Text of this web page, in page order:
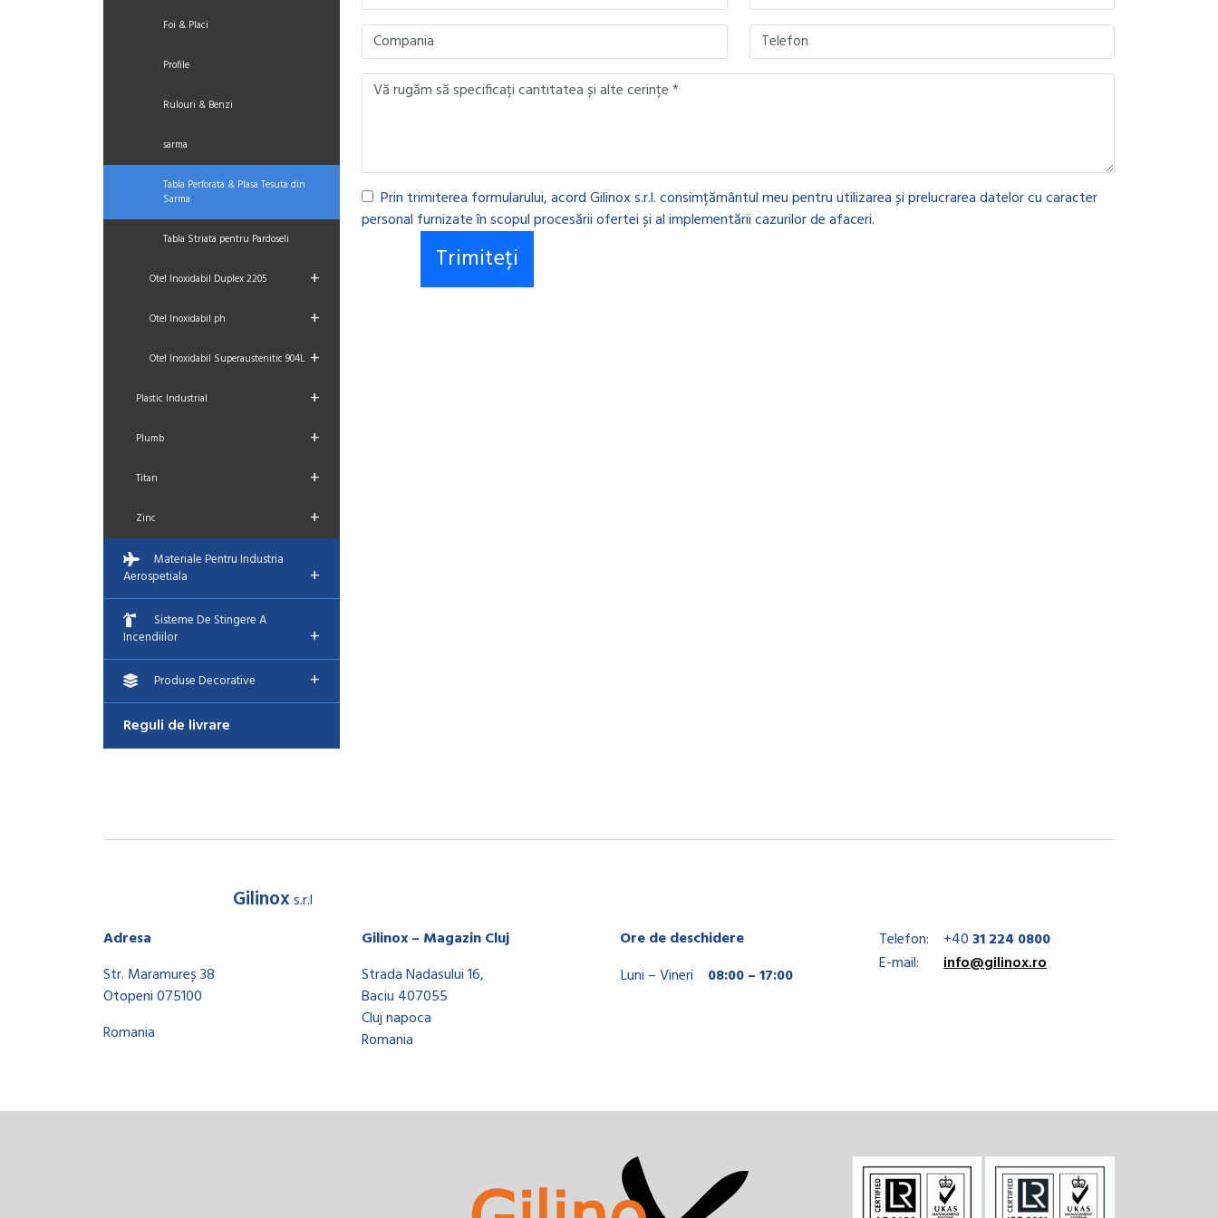
Foi & Placi
Profile
Rulouri & Benzi
sarma
Tabla Perforata & Plasa Tesuta din
Sarma
Tabla Striata pentru Pardoseli
Otel Inoxidabil Duplex 2205 +
Otel Inoxidabil ph +
Otel Inoxidabil Superaustenitic 904L +
Plastic Industrial +
Plumb +
Titan +
Zinc +
Materiale Pentru Industria
Aerospetiala
+
Sisteme De Stingere A
Incendiilor
+
Produse Decorative +
Reguli de livrare
Prin trimiterea formularului, acord Gilinox s.r.l. consimțământul meu pentru utilizarea și prelucrarea datelor cu caracter
personal furnizate în scopul procesării ofertei și al implementării cazurilor de afaceri.
Gilinoxs.r.l
Adresa
Str. Maramureș 38
Otopeni 075100
Romania
Gilinox – Magazin Cluj
Strada Nadasului 16,
Baciu 407055
Cluj napoca
Romania
Ore de deschidere
Luni – Vineri
08:00 – 17:00
Telefon: +4031 224 0800
E-mail:
info@gilinox.ro